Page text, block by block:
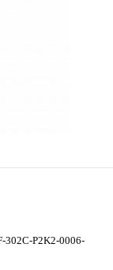
302C-P2K2-0006-